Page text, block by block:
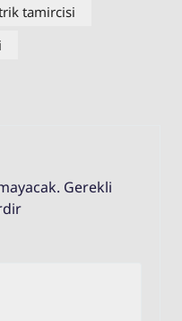
tamircisi
Gerekli